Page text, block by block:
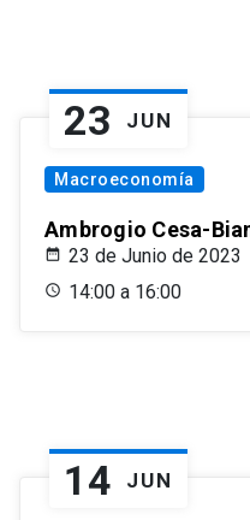
23 JUN
Macroeconomía
Ambrogio Cesa-
23 de Junio de 2023
14:00 a 16:00
14 JUN